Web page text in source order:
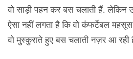
वो साड़ी पहन कर बस चलाती हैं. लेकिन
ऐसा नहीं लगता है कि वो कंफर्टेबल महसूस
वो मुस्कुराते हुए बस चलाती नज़र आ रही